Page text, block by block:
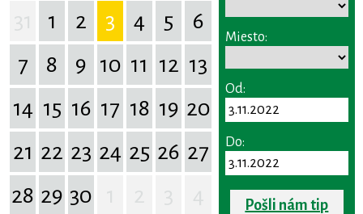
1 2 3 4 5
6
7
8 9 10 11 12 13
14 15 16 17 18 19 20
21 22 23 24 25 26 27
28 29 30
Miesto:
Od:
Do:
Pošli nám tip